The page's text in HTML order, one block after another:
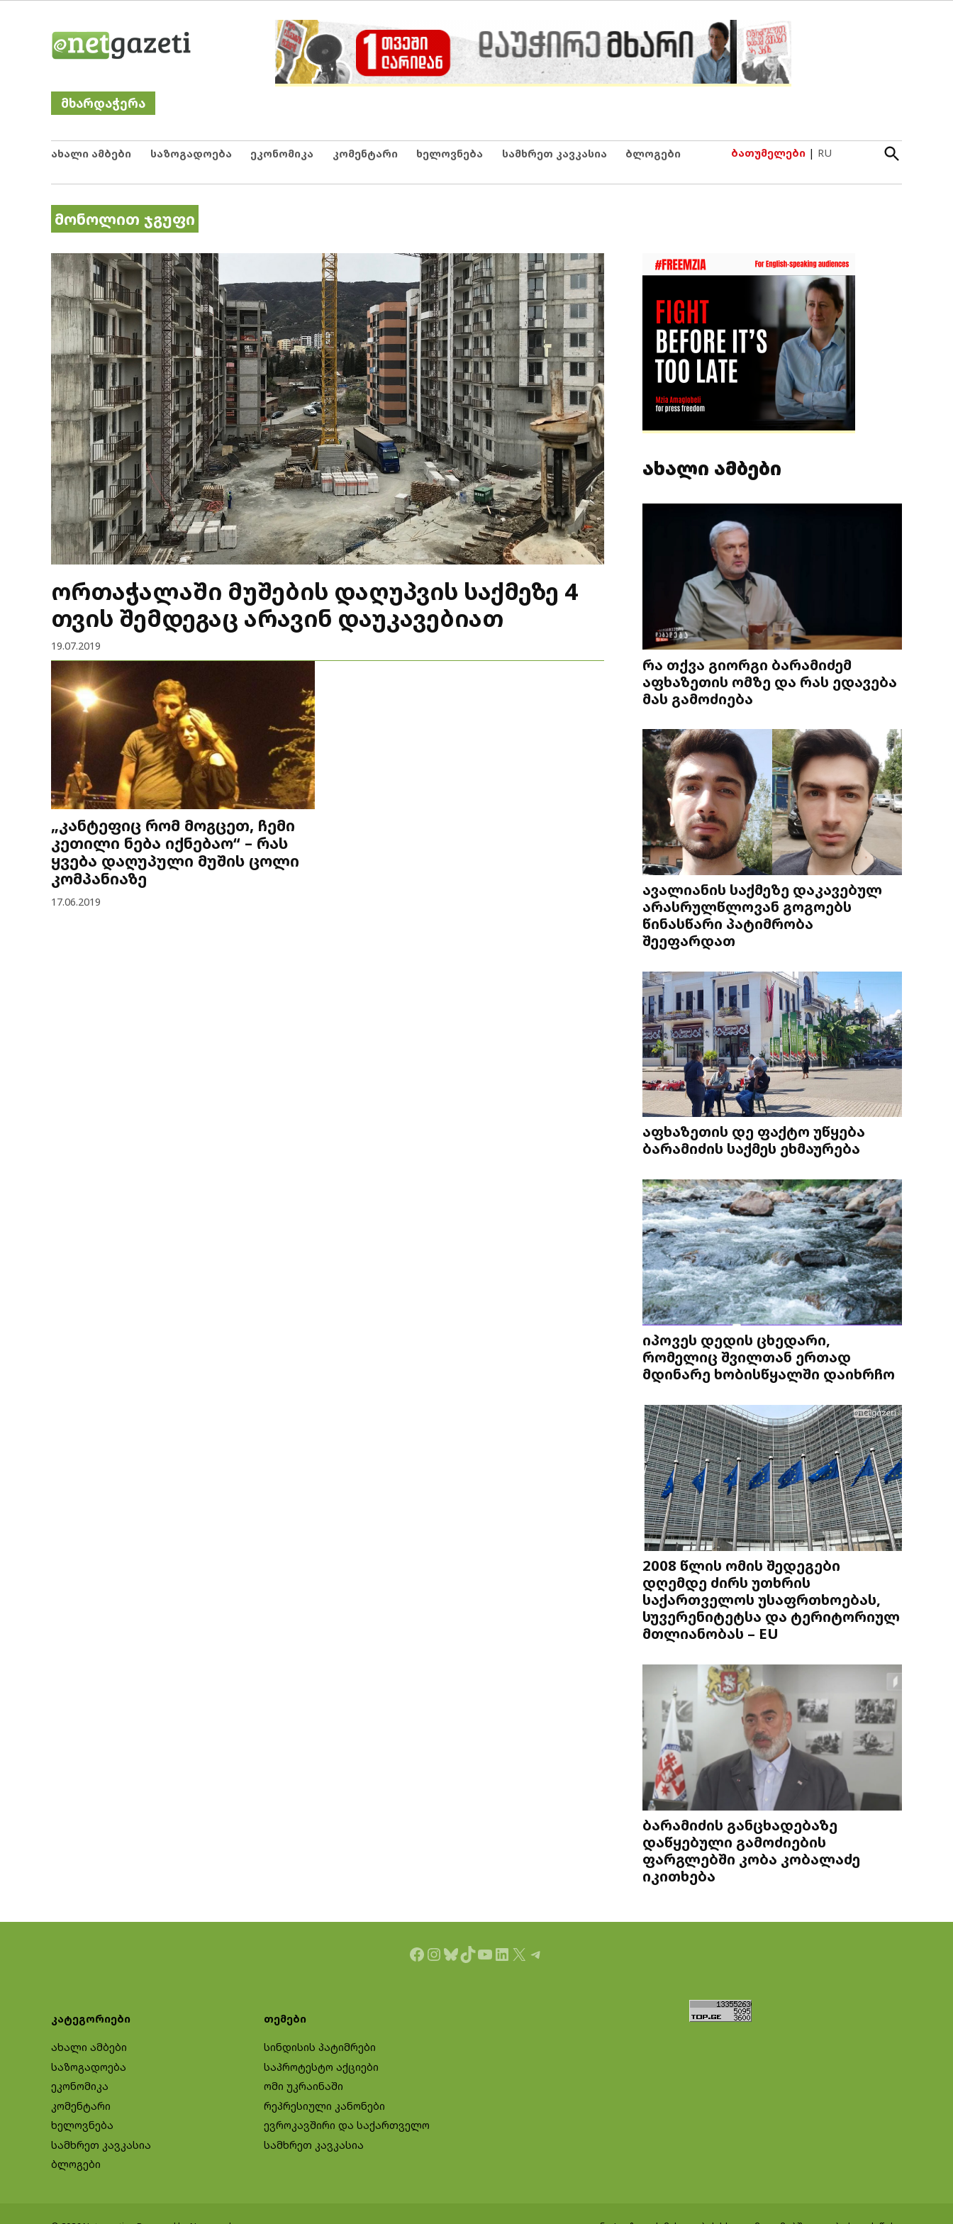
Netgazeti
მხარდაჭერა
ახალი ამბები საზოგადოება ეკონომიკა კომენტარი ხელოვნება სამხრეთ კავკასია ბლოგები ბათუმელები | RU
Open
Search
მონოლით ჯგუფი
ორთაჭალაში მუშების დაღუპვის საქმეზე 4
თვის შემდეგაც არავინ დაუკავებიათ
19.07.2019
„კანტეფიც რომ მოგცეთ, ჩემი
კეთილი ნება იქნებაო“ – რას
ყვება დაღუპული მუშის ცოლი
კომპანიაზე
17.06.2019
ახალი ამბები
რა თქვა გიორგი ბარამიძემ
აფხაზეთის ომზე და რას ედავება
მას გამოძიება
ავალიანის საქმეზე დაკავებულ
არასრულწლოვან გოგოებს
წინასწარი პატიმრობა
შეეფარდათ
აფხაზეთის დე ფაქტო უწყება
ბარამიძის საქმეს ეხმაურება
იპოვეს დედის ცხედარი,
რომელიც შვილთან ერთად
მდინარე ხობისწყალში დაიხრჩო
2008 წლის ომის შედეგები
დღემდე ძირს უთხრის
საქართველოს უსაფრთხოებას,
სუვერენიტეტსა და ტერიტორიულ
მთლიანობას – EU
ბარამიძის განცხადებაზე
დაწყებული გამოძიების
ფარგლებში კობა კობალაძე
იკითხება
Facebook
Instagram
Bluesky
TikTok
YouTube
LinkedIn
X Telegram
კატეგორიები
ახალი ამბები
საზოგადოება
ეკონომიკა
კომენტარი
ხელოვნება
სამხრეთ კავკასია
ბლოგები
თემები
სინდისის პატიმრები
საპროტესტო აქციები
ომი უკრაინაში
რეპრესიული კანონები
ევროკავშირი და საქართველო
სამხრეთ კავკასია